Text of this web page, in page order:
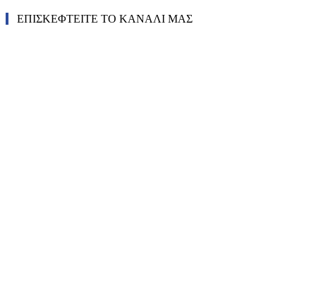
ΕΠΙΣΚΕΦΤΕΙΤΕ ΤΟ ΚΑΝΑΛΙ ΜΑΣ